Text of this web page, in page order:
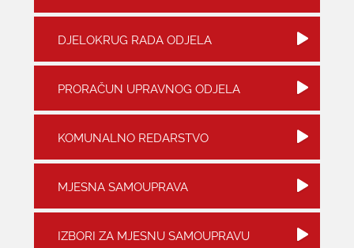
KONTAKTI
DJELOKRUG RADA ODJELA
PRORAČUN UPRAVNOG ODJELA
KOMUNALNO REDARSTVO
MJESNA SAMOUPRAVA
IZBORI ZA MJESNU SAMOUPRAVU